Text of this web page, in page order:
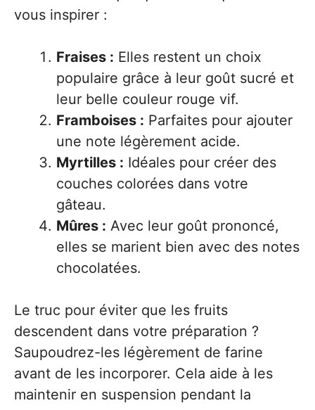
vous inspirer :
Fraises : Elles restent un choix
populaire grâce à leur goût sucré et
leur belle couleur rouge vif.
Framboises : Parfaites pour ajouter
une note légèrement acide.
Myrtilles : Idéales pour créer des
couches colorées dans votre
gâteau.
Mûres : Avec leur goût prononcé,
elles se marient bien avec des notes
chocolatées.
Le truc pour éviter que les fruits
descendent dans votre préparation ?
Saupoudrez-les légèrement de farine
avant de les incorporer. Cela aide à les
maintenir en suspension pendant la